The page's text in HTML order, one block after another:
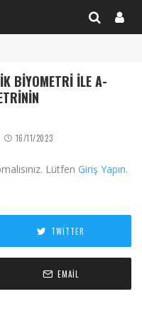
BIYOMETRI ILE A-
16/11/2023
Lütfen Giriş Yapın.
TWITTER
EMAIL